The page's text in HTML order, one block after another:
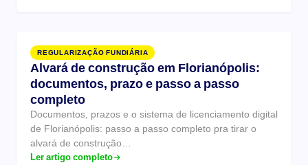
REGULARIZAÇÃO FUNDIÁRIA
Alvará de construção em Florianópolis:
documentos, prazo e passo a passo
completo
Documentos, prazos e o sistema de licenciamento digital
de Florianópolis: passo a passo completo pra tirar o
alvará de construção…
Ler artigo completo